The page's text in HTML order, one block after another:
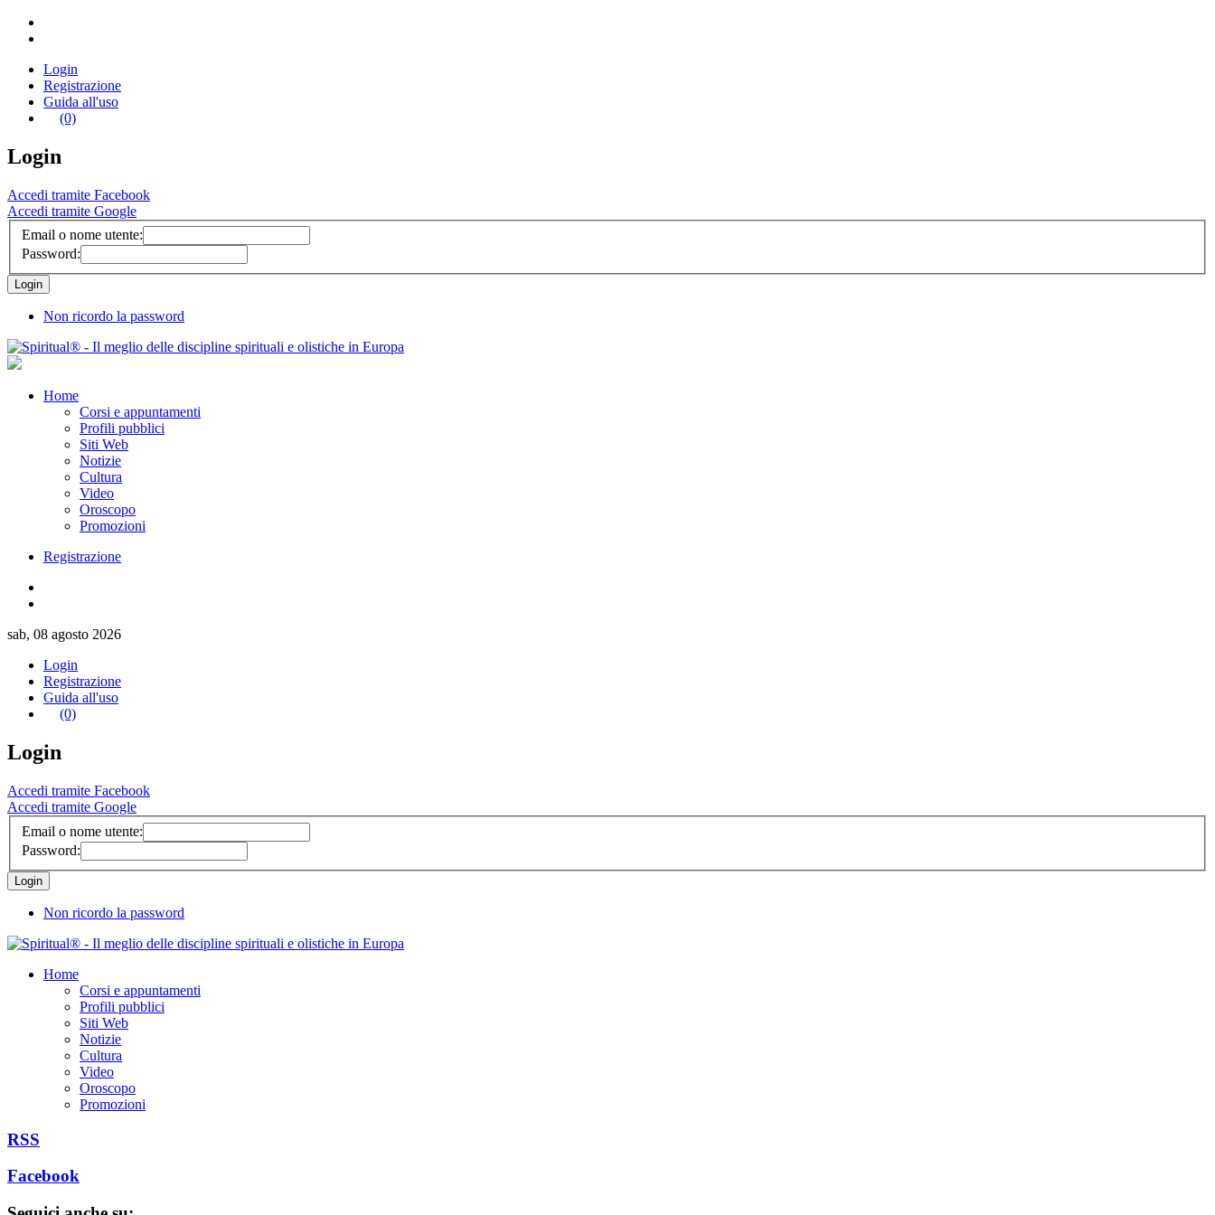
Login
Registrazione
Guida all'uso
(0)
Login
Accedi tramite Facebook
Accedi tramite Google
Email o nome utente:
Password:
Non ricordo la password
Home
Corsi e appuntamenti
Profili pubblici
Siti Web
Notizie
Cultura
Video
Oroscopo
Promozioni
Registrazione
sab, 08 agosto 2026
Login
Registrazione
Guida all'uso
(0)
Login
Accedi tramite Facebook
Accedi tramite Google
Email o nome utente:
Password:
Non ricordo la password
Home
Corsi e appuntamenti
Profili pubblici
Siti Web
Notizie
Cultura
Video
Oroscopo
Promozioni
RSS
Facebook